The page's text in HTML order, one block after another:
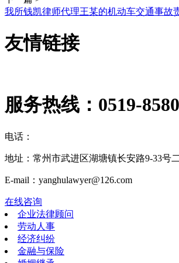
我所钱凯律师代理王某的机动车交通事故
友情链接
服务热线： 0519-
电话：
地址：常州市武进区湖塘镇长安路9-33号
E-mail：yanghulawyer@126.com
在线咨询
企业法律顾问
劳动人事
经济纠纷
金融与保险